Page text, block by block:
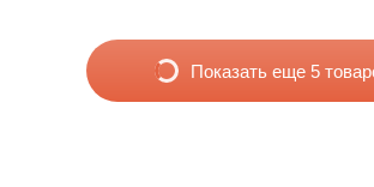
Показать еще 5